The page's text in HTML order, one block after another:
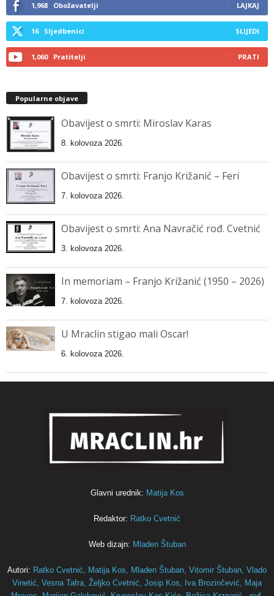
1,968 Obožavatelji LAJKAJ
16 Sljedbenici SLIJEDI
1,060 Pratitelji PRATI
Popularne objave
Obavijest o smrti: Miroslav Karas
8. kolovoza 2026.
Obavijest o smrti: Franjo Križanić – Feri
7. kolovoza 2026.
Obavijest o smrti: Ana Navračić rođ. Cvetnić
3. kolovoza 2026.
In memoriam – Franjo Križanić (1950 – 2026)
7. kolovoza 2026.
U Mraclin stigao mali Oscar!
6. kolovoza 2026.
Glavni urednik: Matija Kos
Redaktor: Ratko Cvetnić
Web dizajn: Mladen Štuban
Autori: Ratko Cvetnić, Matija Kos, Mladen Štuban, Vitomir Štuban, Vlado
Vinetić, Vesna Tafra, Željko Cvetnić, Josip Kos, Iva Brozinčević, Maja